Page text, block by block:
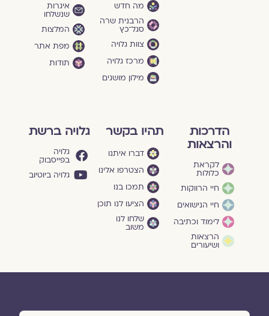
מה חדש
הרבנית שרה
סגל־כץ
צוות גלויה
מרכז גלויה
מילון מושגים
איגרות
שנשלחו
המלצות
מפת אתר
תודות
הדרכות
והרצאות
לקראת
כלולות
חיי הרווקות
חיי הנישואים
לימוד וכתיבה
הרצאות
ושיעורים
תהיו בקשר
דברו איתנו
הצטרפו אלינו
תמכו בנו
הציעו לנו תוכן
שלחו לנו
משוב
גלויה ברשת
גלויה
בפייסבוק
גלויה ביוטיוב